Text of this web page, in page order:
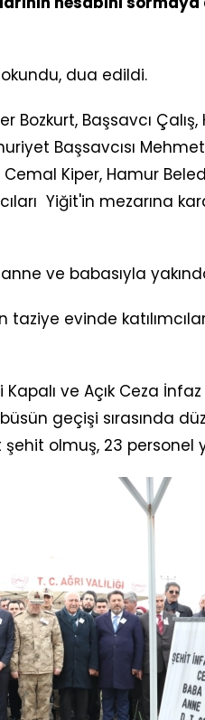
dua edildi.
Bozkurt, Başsavcı
Başsavcısı Mehmet
Kiper, Hamur
Yiğit'in mezarına
ve babasıyla
evinde
Kapalı ve Açık Ceza
geçişi sırasında
şehit olmuş, 23 personel